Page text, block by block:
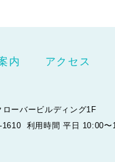
内 アクセス
ーバービルディング1F
利用時間 平日 10:00